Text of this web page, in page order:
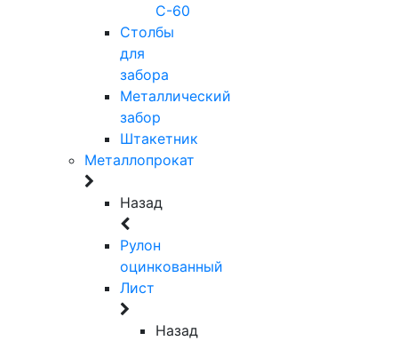
С-60
Столбы
для
забора
Металлический
забор
Штакетник
Металлопрокат
Назад
Рулон
оцинкованный
Лист
Назад